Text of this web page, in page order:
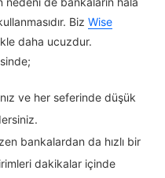
Biz Wise
daha ucuzdur.
ve her seferinde düşük
bankalardan da hızlı bir
dakikalar içinde